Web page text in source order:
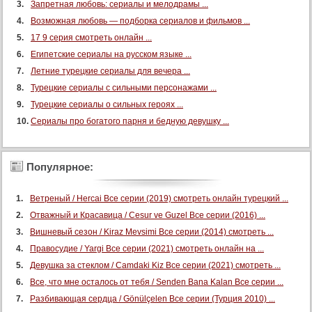
Запретная любовь: сериалы и мелодрамы ...
Возможная любовь — подборка сериалов и фильмов ...
17 9 серия смотреть онлайн ...
Египетские сериалы на русском языке ...
Летние турецкие сериалы для вечера ...
Турецкие сериалы с сильными персонажами ...
Турецкие сериалы о сильных героях ...
Сериалы про богатого парня и бедную девушку ...
Популярное:
Ветреный / Hercai Все серии (2019) смотреть онлайн турецкий ...
Отважный и Красавица / Cesur ve Guzel Все серии (2016) ...
Вишневый сезон / Kiraz Mevsimi Все серии (2014) смотреть ...
Правосудие / Yargi Все серии (2021) смотреть онлайн на ...
Девушка за стеклом / Camdaki Kiz Все серии (2021) смотреть ...
Все, что мне осталось от тебя / Senden Bana Kalan Все серии ...
Разбивающая сердца / Gönülçelen Все серии (Турция 2010) ...